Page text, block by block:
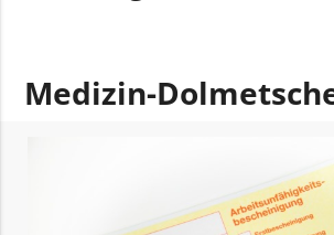
Medizin-